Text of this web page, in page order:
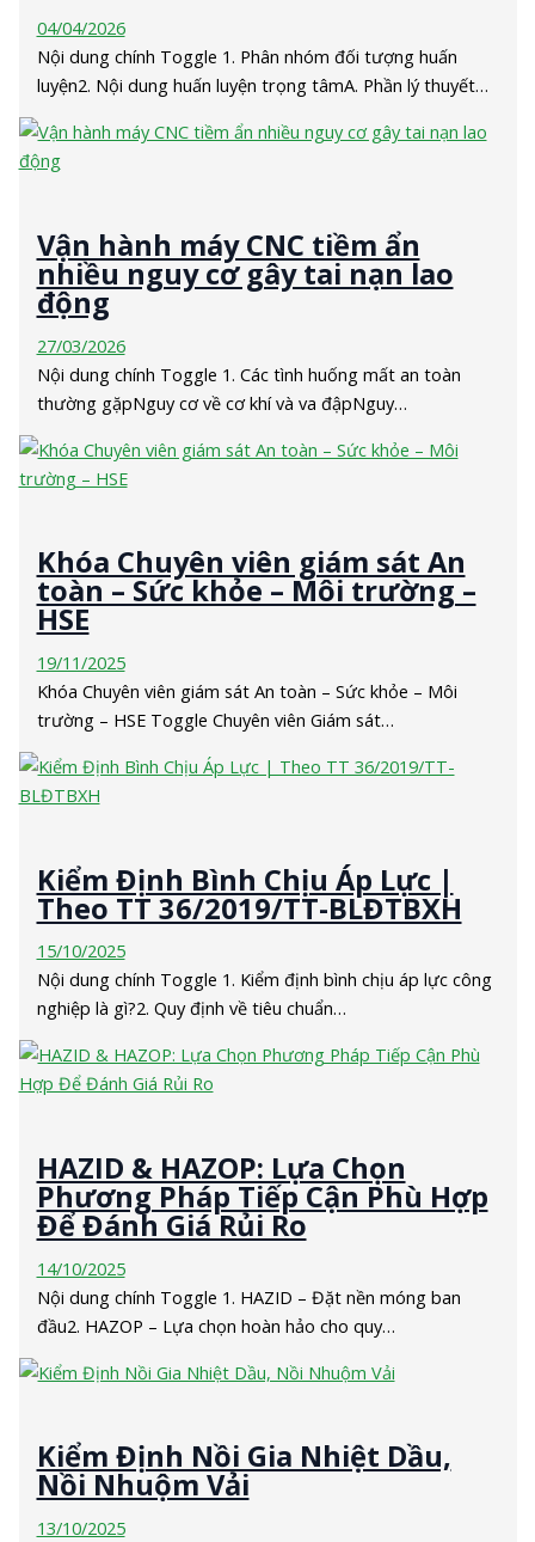
04/04/2026
Nội dung chính Toggle 1. Phân nhóm đối tượng huấn
luyện2. Nội dung huấn luyện trọng tâmA. Phần lý thuyết…
Vận hành máy CNC tiềm ẩn
nhiều nguy cơ gây tai nạn lao
động
27/03/2026
Nội dung chính Toggle 1. Các tình huống mất an toàn
thường gặpNguy cơ về cơ khí và va đậpNguy…
Khóa Chuyên viên giám sát An
toàn – Sức khỏe – Môi trường –
HSE
19/11/2025
Khóa Chuyên viên giám sát An toàn – Sức khỏe – Môi
trường – HSE Toggle Chuyên viên Giám sát…
Kiểm Định Bình Chịu Áp Lực |
Theo TT 36/2019/TT-BLĐTBXH
15/10/2025
Nội dung chính Toggle 1. Kiểm định bình chịu áp lực công
nghiệp là gì?2. Quy định về tiêu chuẩn…
HAZID & HAZOP: Lựa Chọn
Phương Pháp Tiếp Cận Phù Hợp
Để Đánh Giá Rủi Ro
14/10/2025
Nội dung chính Toggle 1. HAZID – Đặt nền móng ban
đầu2. HAZOP – Lựa chọn hoàn hảo cho quy…
Kiểm Định Nồi Gia Nhiệt Dầu,
Nồi Nhuộm Vải
13/10/2025